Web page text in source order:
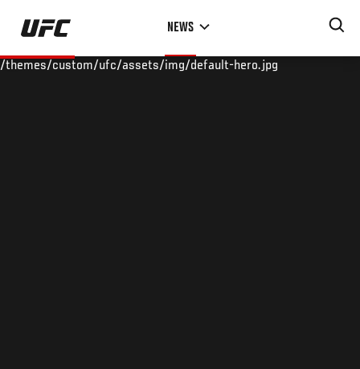
Skip
main
NEWS
/themes/custom/ufc/assets/img/default-hero.jpg